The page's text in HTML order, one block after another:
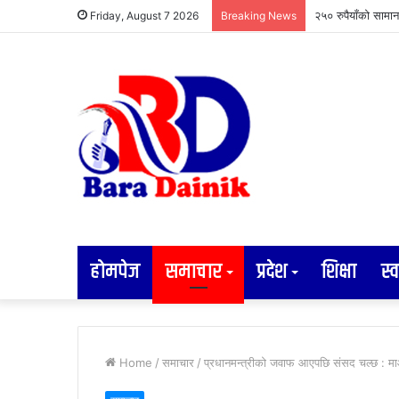
Friday, August 7 2026 Breaking News एनआरएनए एसिया
होमपेज समाचार प्रदेश शिक्षा
Home / समाचार / प्रधानमन्त्रीको जवाफ आएपछि संसद चल्छ :